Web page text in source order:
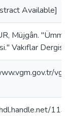
Available]
Müjgân.
Vakıflar